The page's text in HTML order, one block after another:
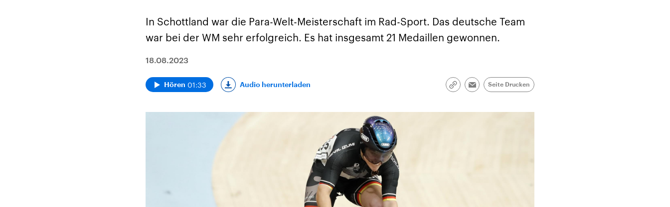
In Schottland war die Para-Welt-Meisterschaft im Rad-Sport. Das deutsche Team
war bei der WM sehr erfolgreich. Es hat insgesamt 21 Medaillen gewonnen.
18.08.2023
Hören 01:33 Audio herunterladen
Link
Email
Seite Drucken